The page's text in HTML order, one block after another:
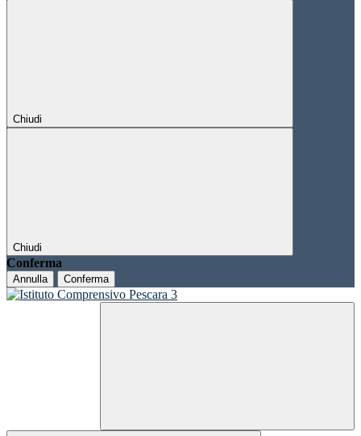
Chiudi
Chiudi
Conferma
Annulla Conferma